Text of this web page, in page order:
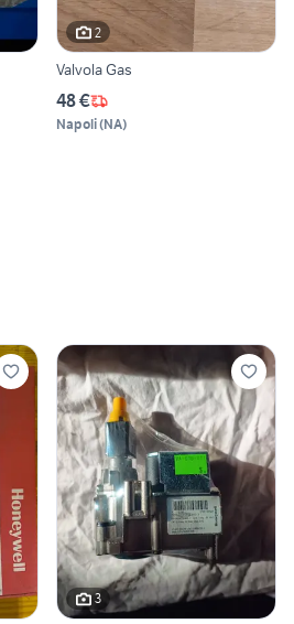
2
Valvola Gas
48 €
Napoli(NA)
3